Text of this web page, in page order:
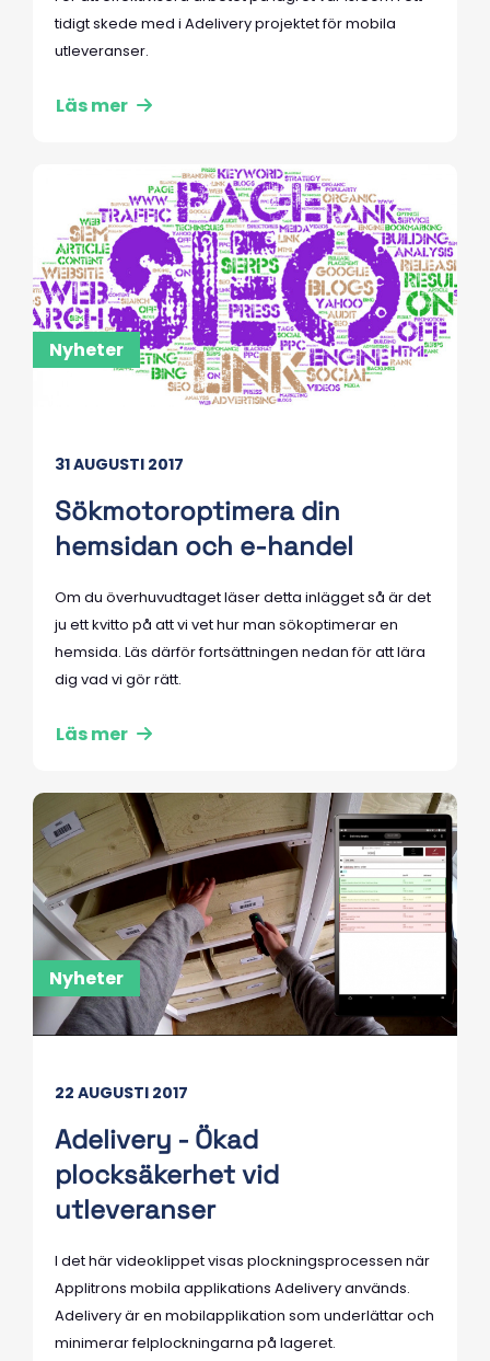
tidigt skede med i Adelivery projektet för mobila
utleveranser.
Läs mer
Nyheter
31 AUGUSTI 2017
Sökmotoroptimera din
hemsidan och e-handel
Om du överhuvudtaget läser detta inlägget så är det
ju ett kvitto på att vi vet hur man sökoptimerar en
hemsida. Läs därför fortsättningen nedan för att lära
dig vad vi gör rätt.
Läs mer
Nyheter
22 AUGUSTI 2017
Adelivery - Ökad
plocksäkerhet vid
utleveranser
I det här videoklippet visas plockningsprocessen när
Applitrons mobila applikations Adelivery används.
Adelivery är en mobilapplikation som underlättar och
minimerar felplockningarna på lageret.